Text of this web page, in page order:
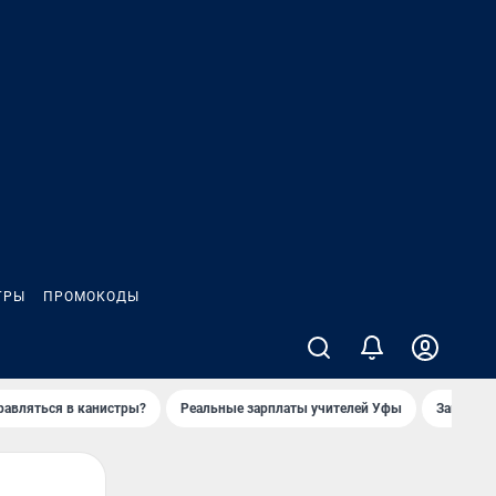
ПРОМОКОДЫ
в канистры? Реальные зарплаты учителей Уфы